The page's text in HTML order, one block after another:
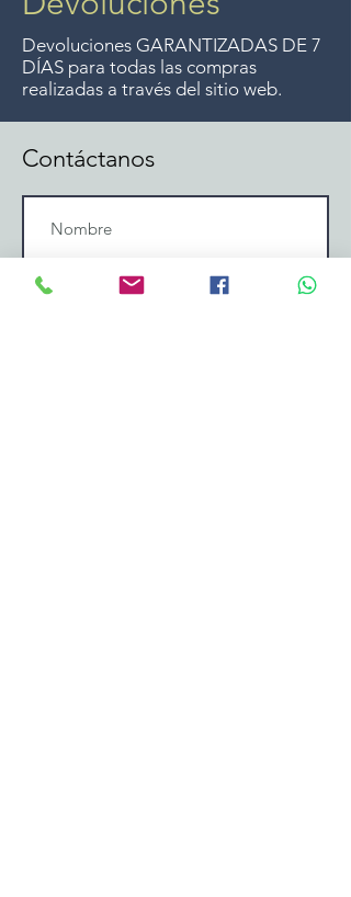
Devoluciones GARANTIZADAS DE 7
DÍAS para todas las compras
realizadas a través del sitio web.
Contáctanos